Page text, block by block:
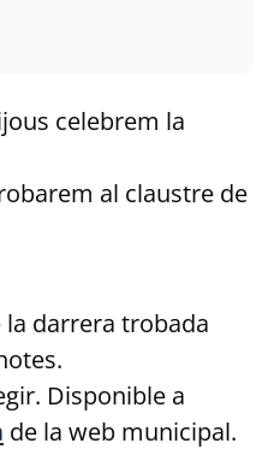
celebrem la
al claustre de
darrera trobada
Disponible a
de la web municipal.